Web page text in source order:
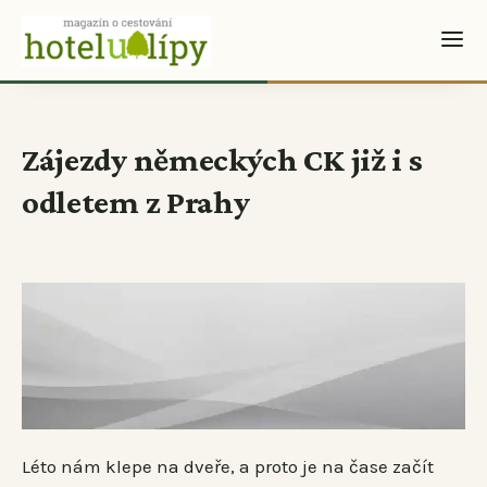
Zájezdy německých CK již i s
odletem z Prahy
Léto nám klepe na dveře, a proto je na čase začít